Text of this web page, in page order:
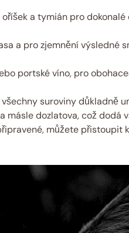
a tymián pro dokonalé
a pro zjemnění výsledné
portské víno, pro
suroviny důkladně
másle dozlatova, což
můžete přistoupit